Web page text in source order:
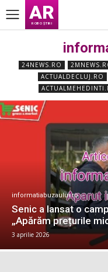
AR
ROBO ȘTIRI
24NEWS.RO
ACTUALDECLUJ.RO
informatiabuzaului.ro
Senic a lansat o
„Apărăm prețurile
3 aprilie 2026